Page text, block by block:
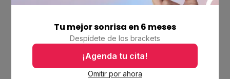
Tu mejor sonrisa en 6 meses
Despídete de los brackets
¡Agenda tu cita!
Omitir por ahora